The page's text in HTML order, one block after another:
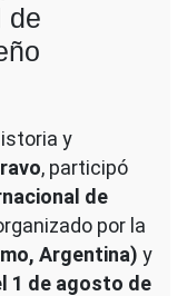
de
y
, participó
de
por la
Argentina) y
1 de agosto de